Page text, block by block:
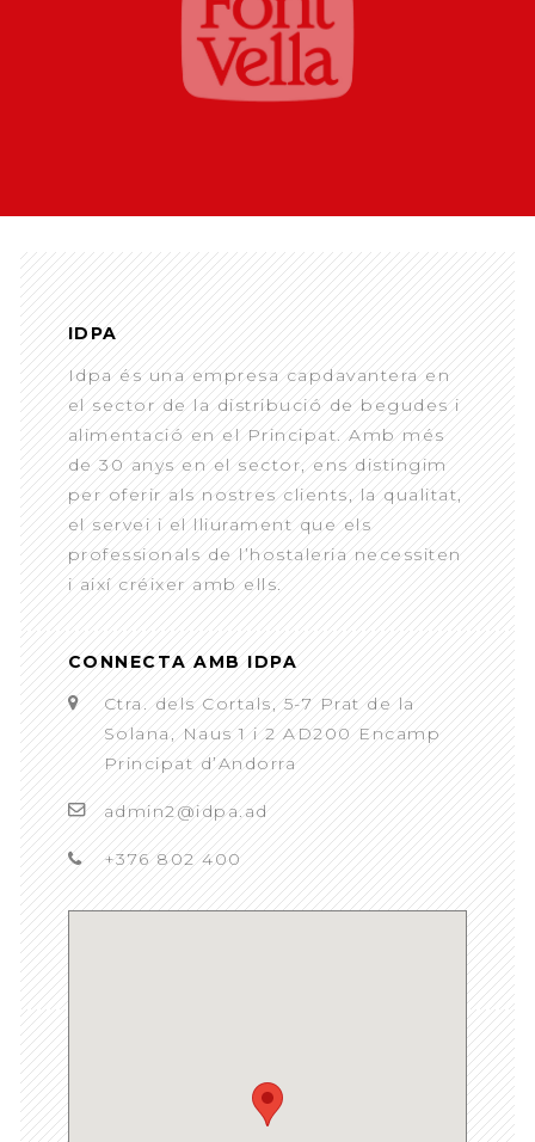
IDPA
Idpa és una empresa capdavantera en
el sector de la distribució de begudes i
alimentació en el Principat. Amb més
de 30 anys en el sector, ens distingim
per oferir als nostres clients, la qualitat,
el servei i el lliurament que els
professionals de l’hostaleria necessiten
i així créixer amb ells.
CONNECTA AMB IDPA
Ctra. dels Cortals, 5-7 Prat de la
Solana, Naus 1 i 2 AD200 Encamp
Principat d’Andorra
admin2@idpa.ad
+376 802 400